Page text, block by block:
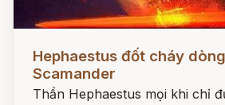
Hephaestus đốt cháy
Scamander
Thần Hephaestus mọi khi chỉ